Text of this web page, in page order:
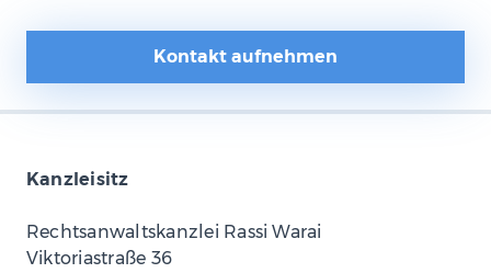
Kontakt aufnehmen
Kanzleisitz
Rechtsanwaltskanzlei Rassi Warai
Viktoriastraße 36